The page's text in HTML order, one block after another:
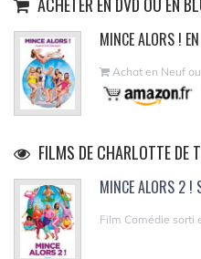
MINCE ALORS !
Achat en Neuf
FILMS DE CHARLOTTE DE
MINCE ALORS 2 !
Film Comédie sorti